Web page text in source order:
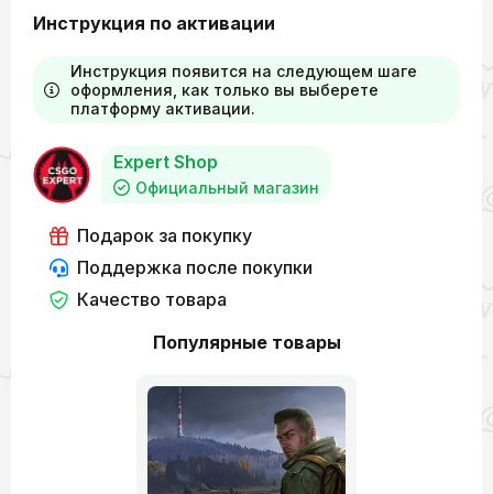
Популярные товары
Инструкция по активации
Инструкция появится на следующем шаге
оформления, как только вы выберете
платформу активации.
Expert Shop
Официальный магазин
Подарок за покупку
Поддержка после покупки
Качество товара